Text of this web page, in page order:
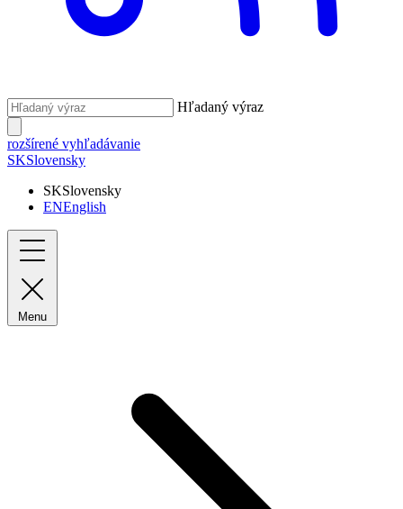
Hľadaný výraz
rozšírené vyhľadávanie
SKSlovensky
SKSlovensky
ENEnglish
Menu